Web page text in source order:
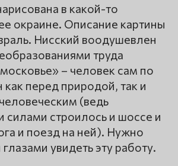
в какой-то
окраине. Описание картины
Нисский воодушевлен
труда
– человек сам по
перед природой, так и
(ведь
строилось и шоссе и
и поезд на ней). Нужно
увидеть эту работу.